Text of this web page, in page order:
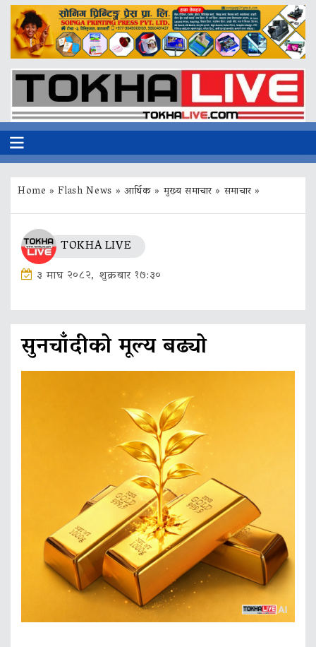
Home »Flash News » आर्थिक » मुख्य समाचार» समाचार»
TOKHA LIVE
३ माघ २०८२, शुक्रबार १७:३०
सुनचाँदीको मूल्य बढ्यो